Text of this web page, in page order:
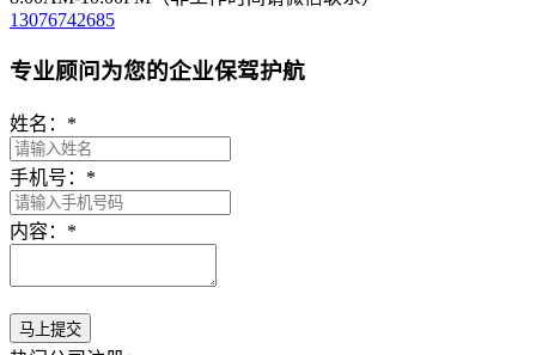
13076742685
专业顾问为您的企业保驾护航
姓名： *
手机号： *
内容： *